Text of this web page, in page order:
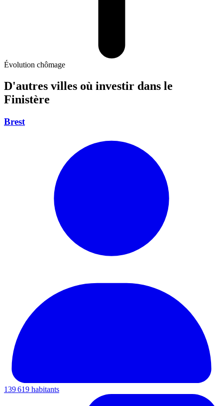
Évolution chômage
D'autres villes où investir dans le
Finistère
Brest
139 619 habitants